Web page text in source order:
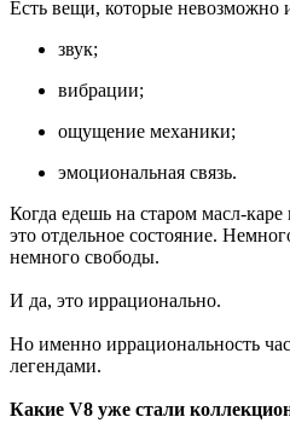
Есть вещи, которые невозможно
звук;
вибрации;
ощущение механики;
эмоциональная связь.
Когда едешь на старом масл-
это отдельное состояние.
немного свободы.
И да, это иррационально.
Но именно иррациональность
легендами.
Какие V8 уже стали